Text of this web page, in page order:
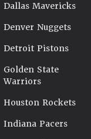
Dallas Mavericks
Denver Nuggets
Detroit Pistons
Golden State
Warriors
Houston Rockets
Indiana Pacers